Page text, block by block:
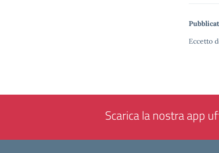
Eccetto
Scarica la nostra app